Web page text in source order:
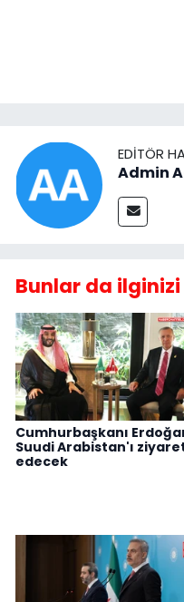
EDITÖR
Admin
Bunlar da
Cumhurbaşkanı
Suudi Arabistan'ı
edecek